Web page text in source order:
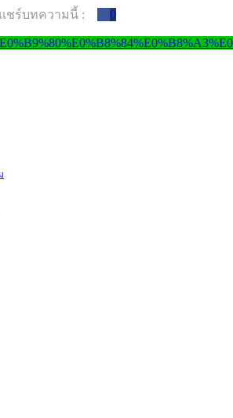
แชร์บทความนี้ : 0